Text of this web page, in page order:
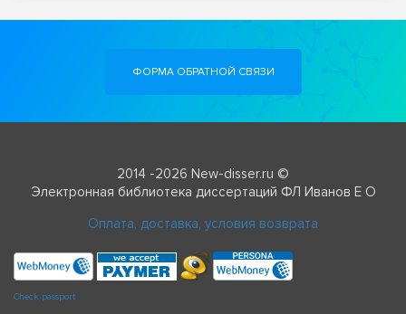
ФОРМА ОБРАТНОЙ СВЯЗИ
2014 -2026 New-disser.ru ©
Электронная библиотека диссертаций ФЛ Иванов Е О
Оплата, доставка, условия возврата
Check passport